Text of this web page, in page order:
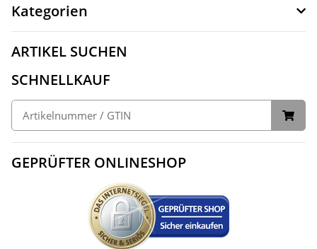
Kategorien
ARTIKEL SUCHEN
SCHNELLKAUF
GEPRÜFTER ONLINESHOP